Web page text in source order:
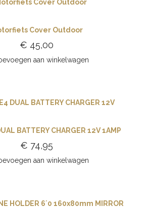
Cover Outdoor
€ 45,00
aan winkelwagen
BATTERY CHARGER 12V 1AMP
€ 74,95
aan winkelwagen